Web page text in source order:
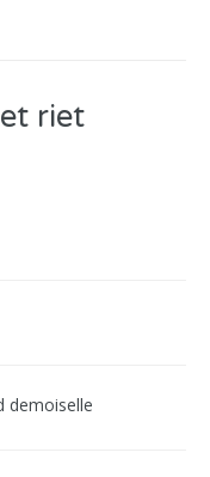
riet
demoiselle